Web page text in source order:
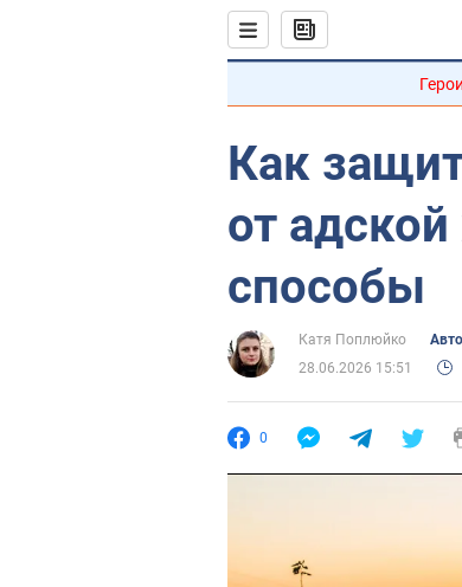
Как
от
способы
Катя Поплюйко
28.06.2026 15:51
0